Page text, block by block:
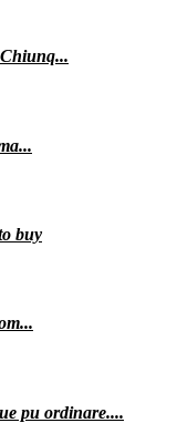
Chiunq...
buy
pu ordinare....